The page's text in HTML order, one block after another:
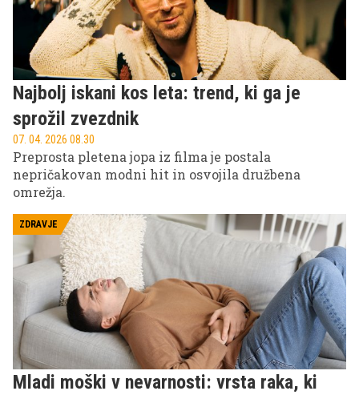
Najbolj iskani kos leta: trend, ki ga je
sprožil zvezdnik
07. 04. 2026 08.30
Preprosta pletena jopa iz filma je postala
nepričakovan modni hit in osvojila družbena
omrežja.
ZDRAVJE
Mladi moški v nevarnosti: vrsta raka, ki